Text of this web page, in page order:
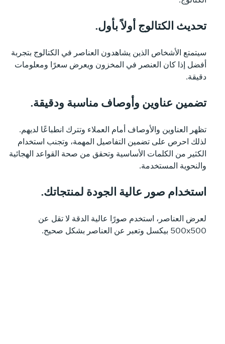
تحديث الكتالوج أولاً بأول.
سيتمتع الأشخاص الذين يشاهدون العناصر في الكتالوج بتجربة
أفضل إذا كان العنصر في المخزون ويعرض سعرًا ومعلومات
دقيقة.
تضمين عناوين وأوصاف مناسبة ودقيقة.
تظهر العناوين والأوصاف أمام العملاء وتترك انطباعًا لديهم.
لذلك احرص على تضمين التفاصيل المهمة، وتجنب استخدام
الكثير من الكلمات الأساسية وتحقق من صحة القواعد الهجائية
والنحوية المستخدمة.
استخدام صور عالية الجودة لمنتجاتك.
لعرض العناصر، استخدم صورًا عالية الدقة لا تقل عن
‎500‏x‏500 بيكسل وتعبر عن العناصر بشكل صحيح.